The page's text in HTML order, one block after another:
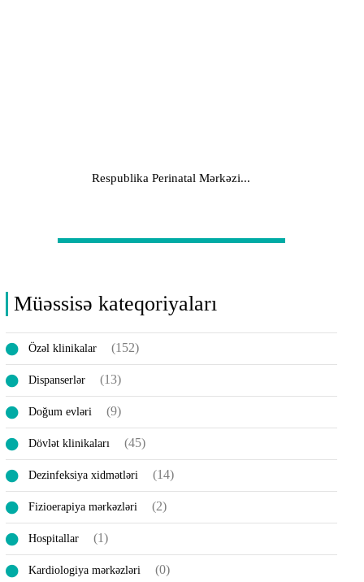
Respublika Perinatal Mərkəzi...
Müəssisə kateqoriyaları
Özəl klinikalar (152)
Disраnsеrlər (13)
Doğum evləri (9)
Dövlət klinikaları (45)
Dеzinfeksiya xidmətləri (14)
Fizioerapiya mərkəzləri (2)
Hospitallar (1)
Kardiologiya mərkəzləri (0)